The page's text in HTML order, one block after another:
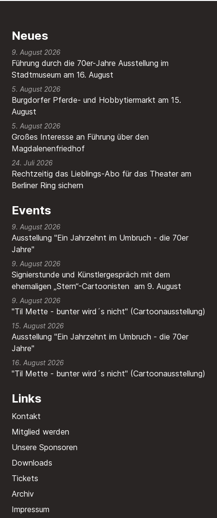
Neues
Führung durch die 70er-Jahre Ausstellung im
Stadtmuseum am 16. August
9. August 2026
Burgdorfer Pferde- und Hobbytiermarkt am 15.
August
5. August 2026
Großes Interesse an Führung über den
Magdalenenfriedhof
5. August 2026
Rechtzeitig das Lieblings-Abo für das Theater am
Berliner Ring sichern
24. Juli 2026
Events
9. August 2026
Ausstellung "Ein Jahrzehnt im Umbruch - die 70er
Jahre"
9. August 2026
Signierstunde und Künstlergespräch mit dem
ehemaligen „Stern“-Cartoonisten am 9. August
9. August 2026
"Til Mette - bunter wird´s nicht" (Cartoonausstellung)
15. August 2026
Ausstellung "Ein Jahrzehnt im Umbruch - die 70er
Jahre"
16. August 2026
"Til Mette - bunter wird´s nicht" (Cartoonausstellung)
Links
Kontakt
Mitglied werden
Unsere Sponsoren
Downloads
Tickets
Archiv
Impressum